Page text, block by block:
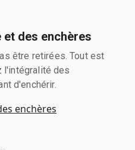
des enchères
être retirées. Tout est
l'intégralité des
d'enchérir.
enchères